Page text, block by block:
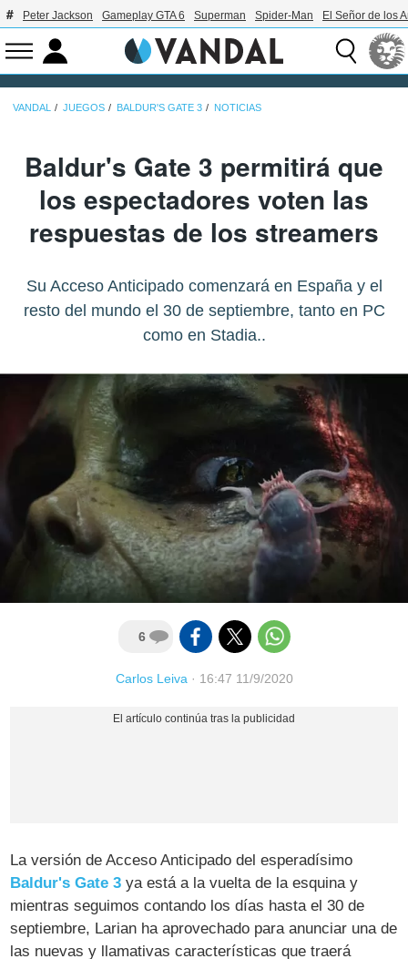
Peter Jackson Gameplay GTA 6 Superman Spider-Man El Señor de los
VANDAL JUEGOS BALDUR'S GATE 3 NOTICIAS
Baldur's Gate 3 permitirá que
los espectadores voten las
respuestas de los streamers
Su Acceso Anticipado comenzará en España y el
resto del mundo el 30 de septiembre, tanto en PC
como en Stadia..
6
Carlos Leiva· 16:47 11/9/2020
La versión de Acceso Anticipado del esperadísimo
Baldur's Gate 3 ya está a la vuelta de la esquina y
mientras seguimos contando los días hasta el 30 de
septiembre, Larian ha aprovechado para anunciar una de
las nuevas y llamativas características que traerá